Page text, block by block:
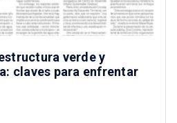
verde y
claves para enfrentar